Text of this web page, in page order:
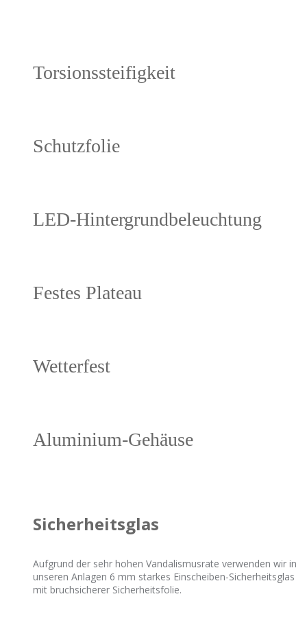
Torsionssteifigkeit
Schutzfolie
LED-Hintergrundbeleuchtung
Festes Plateau
Wetterfest
Aluminium-Gehäuse
Sicherheitsglas
Aufgrund der sehr hohen Vandalismusrate verwenden wir in
unseren Anlagen 6 mm starkes Einscheiben-Sicherheitsglas
mit bruchsicherer Sicherheitsfolie.